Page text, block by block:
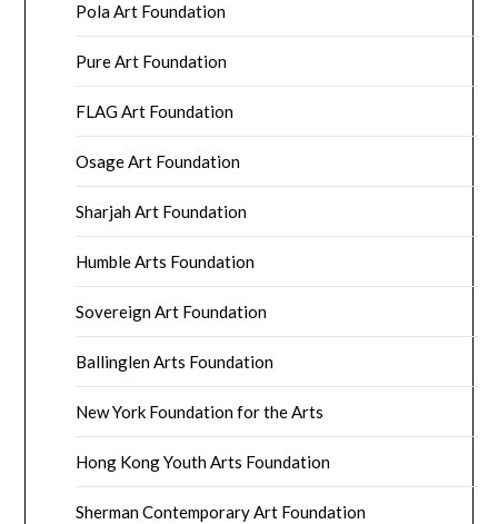
Pola Art Foundation
Pure Art Foundation
FLAG Art Foundation
Osage Art Foundation
Sharjah Art Foundation
Humble Arts Foundation
Sovereign Art Foundation
Ballinglen Arts Foundation
New York Foundation for the Arts
Hong Kong Youth Arts Foundation
Sherman Contemporary Art Foundation